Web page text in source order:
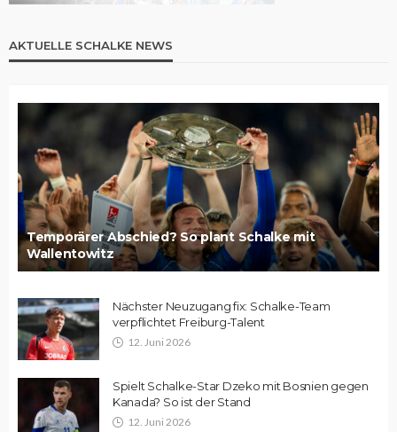
AKTUELLE SCHALKE NEWS
Temporärer Abschied? So plant Schalke mit
Wallentowitz
Nächster Neuzugang fix: Schalke-Team
verpflichtet Freiburg-Talent
12. Juni 2026
Spielt Schalke-Star Dzeko mit Bosnien gegen
Kanada? So ist der Stand
12. Juni 2026